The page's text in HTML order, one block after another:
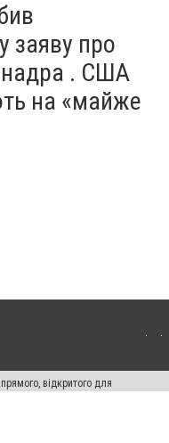
заяву про
надра . США
на «майже
відкритого для